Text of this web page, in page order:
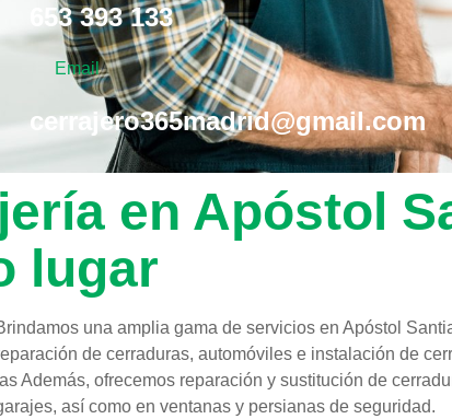
653 393 133
Email
cerrajero365madrid@gmail.com
en Apóstol
lugar
una amplia gama de servicios en Apóstol
de cerraduras, automóviles e instalación de
las Además, ofrecemos reparación y sustitución de
así como en ventanas y persianas de seguridad.